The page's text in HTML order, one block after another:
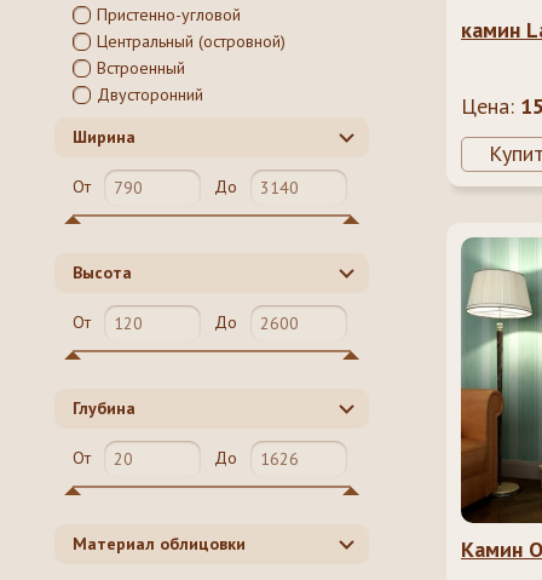
камин
Цена:
Камин
Пристенно-угловой
Центральный (островной)
Встроенный
Двусторонний
Ширина
От До
Высота
От До
Глубина
От До
Материал облицовки